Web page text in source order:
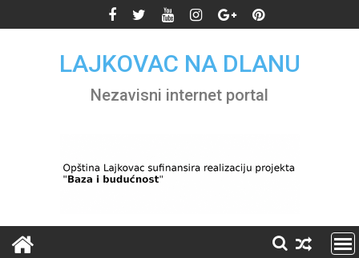
to
LAJKOVAC NA DLANU
Nezavisni internet portal